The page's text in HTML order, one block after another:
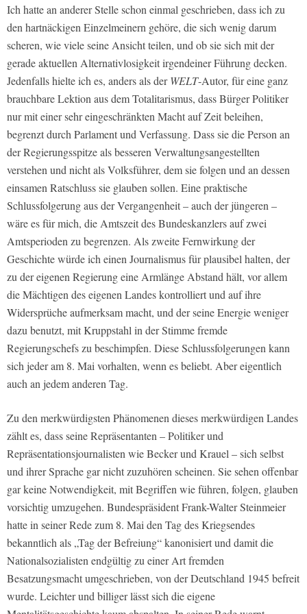
Ich hatte an anderer Stelle schon einmal geschrieben, dass ich zu
den hartnäckigen Einzelmeinern gehöre, die sich wenig darum
scheren, wie viele seine Ansicht teilen, und ob sie sich mit der
gerade aktuellen Alternativlosigkeit irgendeiner Führung decken.
Jedenfalls hielte ich es, anders als derWELT-Autor, für eine ganz
brauchbare Lektion aus dem Totalitarismus, dass Bürger Politiker
nur mit einer sehr eingeschränkten Macht auf Zeit beleihen,
begrenzt durch Parlament und Verfassung. Dass sie die Person an
der Regierungsspitze als besseren Verwaltungsangestellten
verstehen und nicht als Volksführer, dem sie folgen und an dessen
einsamen Ratschluss sie glauben sollen. Eine praktische
Schlussfolgerung aus der Vergangenheit – auch der jüngeren –
wäre es für mich, die Amtszeit des Bundeskanzlers auf zwei
Amtsperioden zu begrenzen. Als zweite Fernwirkung der
Geschichte würde ich einen Journalismus für plausibel halten, der
zu der eigenen Regierung eine Armlänge Abstand hält, vor allem
die Mächtigen des eigenen Landes kontrolliert und auf ihre
Widersprüche aufmerksam macht, und der seine Energie weniger
dazu benutzt, mit Kruppstahl in der Stimme fremde
Regierungschefs zu beschimpfen. Diese Schlussfolgerungen kann
sich jeder am 8. Mai vorhalten, wenn es beliebt. Aber eigentlich
auch an jedem anderen Tag.
Zu den merkwürdigsten Phänomenen dieses merkwürdigen Landes
zählt es, dass seine Repräsentanten – Politiker und
Repräsentationsjournalisten wie Becker und Krauel – sich selbst
und ihrer Sprache gar nicht zuzuhören scheinen. Sie sehen offenbar
gar keine Notwendigkeit, mit Begriffen wie führen, folgen, glauben
vorsichtig umzugehen. Bundespräsident Frank-Walter Steinmeier
hatte in seiner Rede zum 8. Mai den Tag des Kriegsendes
bekanntlich als „Tag der Befreiung“ kanonisiert und damit die
Nationalsozialisten endgültig zu einer Art fremden
Besatzungsmacht umgeschrieben, von der Deutschland 1945 befreit
wurde. Leichter und billiger lässt sich die eigene